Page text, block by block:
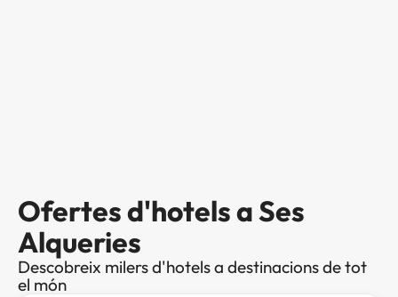
Ofertes d'hotels a Ses
Alqueries
Descobreix milers d'hotels a destinacions de tot
el món